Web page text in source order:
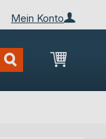
Mein Konto
Mein